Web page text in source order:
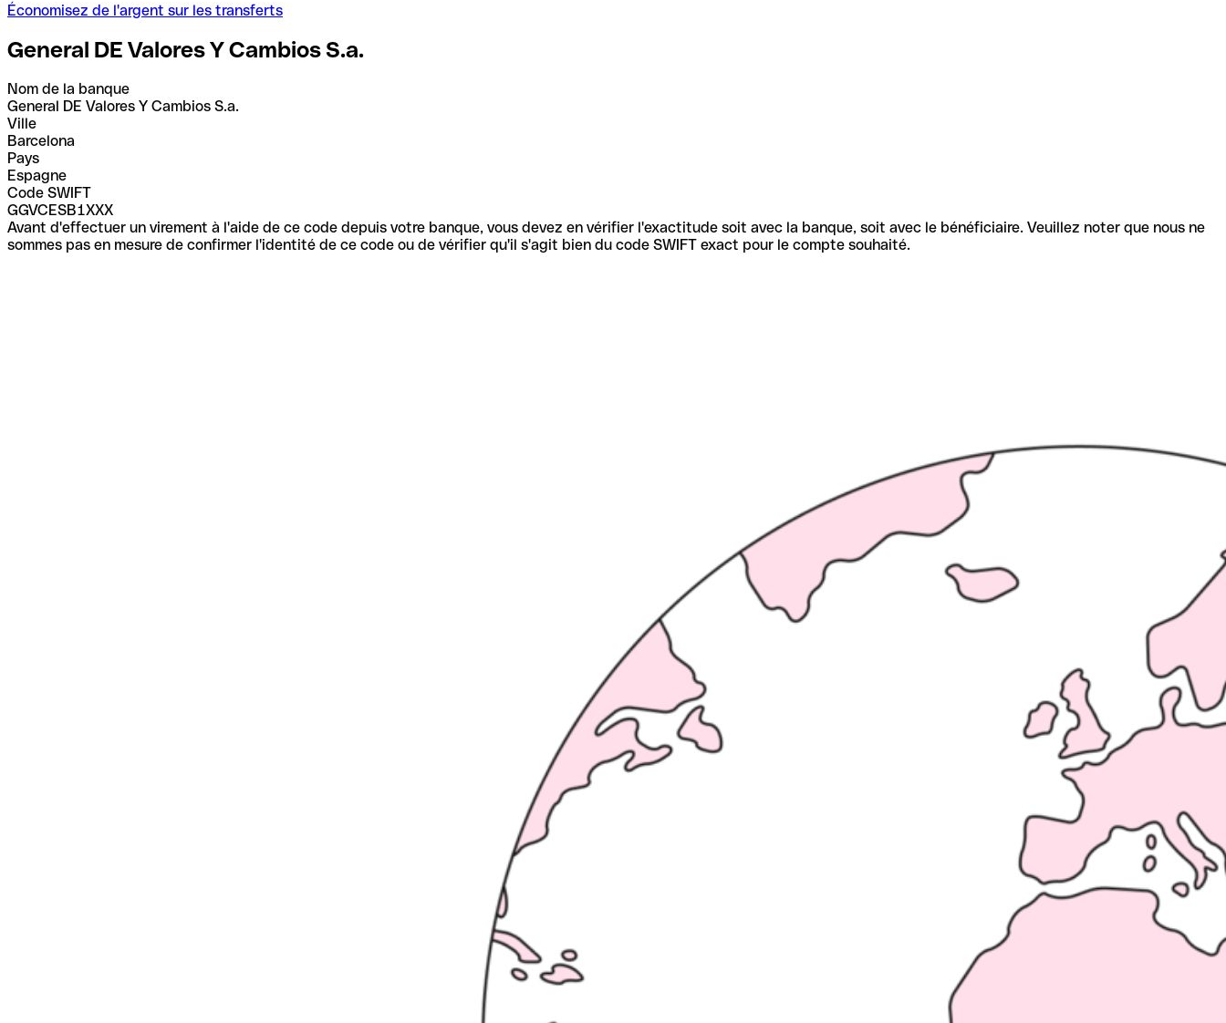
Économisez de l'argent sur les transferts
General DE Valores Y Cambios S.a.
Nom de la banque
General DE Valores Y Cambios S.a.
Ville
Barcelona
Pays
Espagne
Code SWIFT
GGVCESB1XXX
Avant d'effectuer un virement à l'aide de ce code depuis votre banque, vous devez en vérifier l'exactitude soit avec la banque, soit avec le bénéficiaire. Veuillez noter que nous ne
sommes pas en mesure de confirmer l'identité de ce code ou de vérifier qu'il s'agit bien du code SWIFT exact pour le compte souhaité.